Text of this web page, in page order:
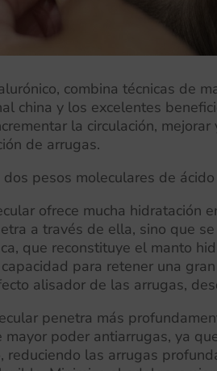
combina técnicas de
china y los excelentes
la circulación,
de arrugas.
pesos moleculares de
ofrece mucha hidratación
a través de ella, sino que
que reconstituye el manto
para retener una
alisador de las arrugas,
penetra más
poder antiarrugas, ya
reduciendo las arrugas